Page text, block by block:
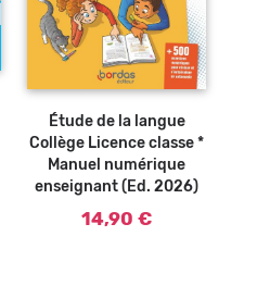
Étude de la langue
Collège Licence classe *
Manuel numérique
enseignant (Ed. 2026)
14,90 €